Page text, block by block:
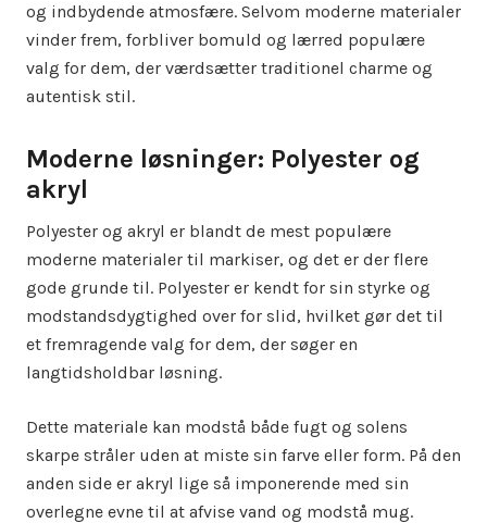
og indbydende atmosfære. Selvom moderne materialer
vinder frem, forbliver bomuld og lærred populære
valg for dem, der værdsætter traditionel charme og
autentisk stil.
Moderne løsninger: Polyester og
akryl
Polyester og akryl er blandt de mest populære
moderne materialer til markiser, og det er der flere
gode grunde til. Polyester er kendt for sin styrke og
modstandsdygtighed over for slid, hvilket gør det til
et fremragende valg for dem, der søger en
langtidsholdbar løsning.
Dette materiale kan modstå både fugt og solens
skarpe stråler uden at miste sin farve eller form. På den
anden side er akryl lige så imponerende med sin
overlegne evne til at afvise vand og modstå mug.